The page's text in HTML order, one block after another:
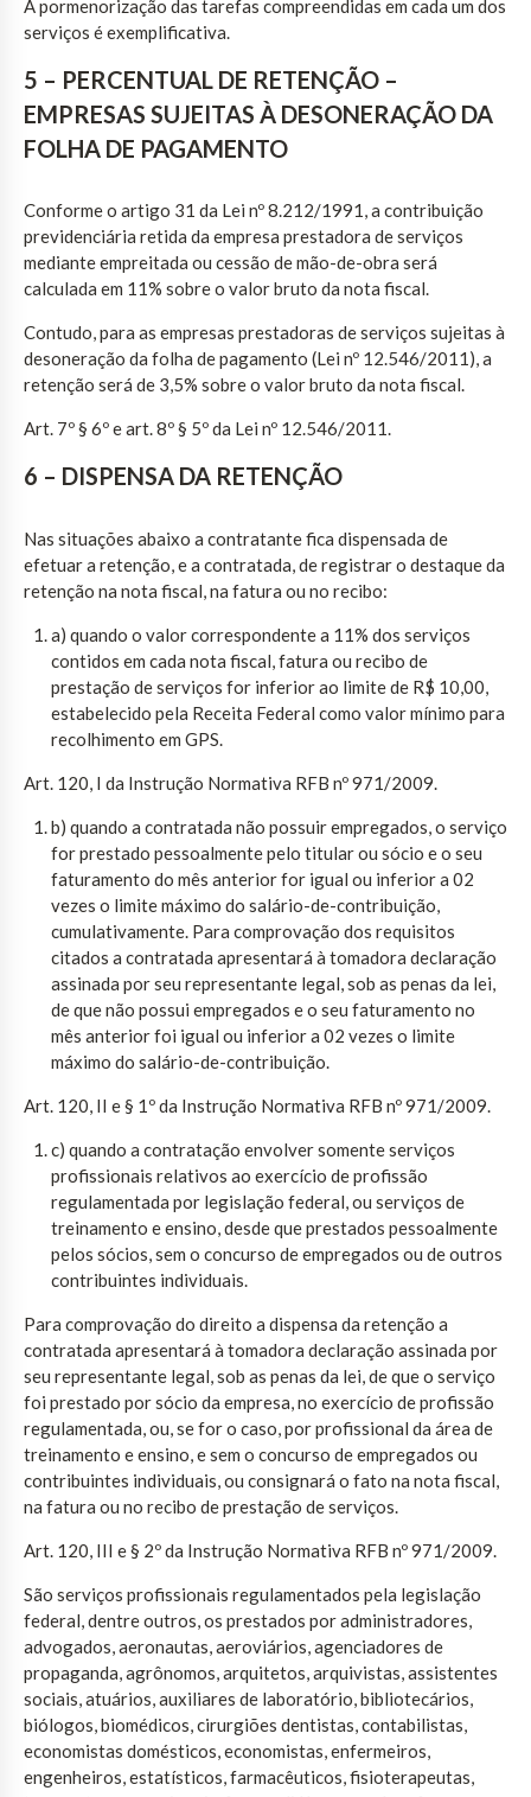
A pormenorização das tarefas compreendidas em cada um dos
serviços é exemplificativa.
5 – PERCENTUAL DE RETENÇÃO –
EMPRESAS SUJEITAS À DESONERAÇÃO DA
FOLHA DE PAGAMENTO
Conforme o artigo 31 da Lei nº 8.212/1991, a contribuição
previdenciária retida da empresa prestadora de serviços
mediante empreitada ou cessão de mão-de-obra será
calculada em 11% sobre o valor bruto da nota fiscal.
Contudo, para as empresas prestadoras de serviços sujeitas à
desoneração da folha de pagamento (Lei nº 12.546/2011), a
retenção será de 3,5% sobre o valor bruto da nota fiscal.
Art. 7º § 6º e art. 8º § 5º da Lei nº 12.546/2011.
6 – DISPENSA DA RETENÇÃO
Nas situações abaixo a contratante fica dispensada de
efetuar a retenção, e a contratada, de registrar o destaque da
retenção na nota fiscal, na fatura ou no recibo:
a) quando o valor correspondente a 11% dos serviços
contidos em cada nota fiscal, fatura ou recibo de
prestação de serviços for inferior ao limite de R$ 10,00,
estabelecido pela Receita Federal como valor mínimo para
recolhimento em GPS.
Art. 120, I da Instrução Normativa RFB nº 971/2009.
b) quando a contratada não possuir empregados, o serviço
for prestado pessoalmente pelo titular ou sócio e o seu
faturamento do mês anterior for igual ou inferior a 02
vezes o limite máximo do salário-de-contribuição,
cumulativamente. Para comprovação dos requisitos
citados a contratada apresentará à tomadora declaração
assinada por seu representante legal, sob as penas da lei,
de que não possui empregados e o seu faturamento no
mês anterior foi igual ou inferior a 02 vezes o limite
máximo do salário-de-contribuição.
Art. 120, II e § 1º da Instrução Normativa RFB nº 971/2009.
c) quando a contratação envolver somente serviços
profissionais relativos ao exercício de profissão
regulamentada por legislação federal, ou serviços de
treinamento e ensino, desde que prestados pessoalmente
pelos sócios, sem o concurso de empregados ou de outros
contribuintes individuais.
Para comprovação do direito a dispensa da retenção a
contratada apresentará à tomadora declaração assinada por
seu representante legal, sob as penas da lei, de que o serviço
foi prestado por sócio da empresa, no exercício de profissão
regulamentada, ou, se for o caso, por profissional da área de
treinamento e ensino, e sem o concurso de empregados ou
contribuintes individuais, ou consignará o fato na nota fiscal,
na fatura ou no recibo de prestação de serviços.
Art. 120, III e § 2º da Instrução Normativa RFB nº 971/2009.
São serviços profissionais regulamentados pela legislação
federal, dentre outros, os prestados por administradores,
advogados, aeronautas, aeroviários, agenciadores de
propaganda, agrônomos, arquitetos, arquivistas, assistentes
sociais, atuários, auxiliares de laboratório, bibliotecários,
biólogos, biomédicos, cirurgiões dentistas, contabilistas,
economistas domésticos, economistas, enfermeiros,
engenheiros, estatísticos, farmacêuticos, fisioterapeutas,